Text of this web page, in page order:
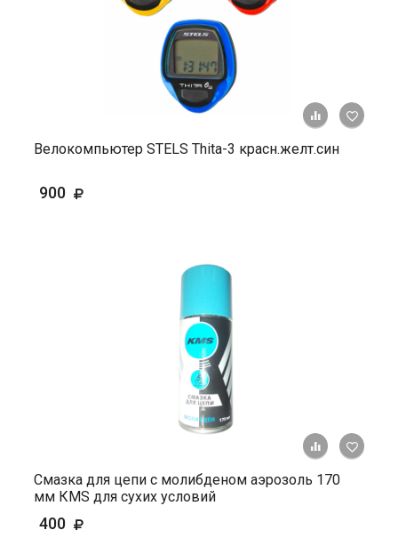
+ К
Велокомпьютер STELS Thita-3 красн.желт.син
900
+ К
Смазка для цепи с молибденом аэрозоль 170
мм КМS для сухих условий
400